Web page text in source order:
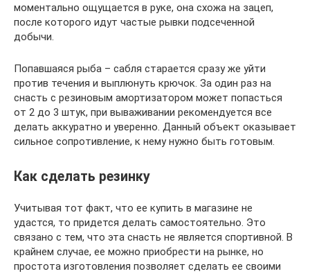
моментально ощущается в руке, она схожа на зацеп,
после которого идут частые рывки подсеченной
добычи.
Попавшаяся рыба – сабля старается сразу же уйти
против течения и выплюнуть крючок. За один раз на
снасть с резиновым амортизатором может попасться
от 2 до 3 штук, при вываживании рекомендуется все
делать аккуратно и уверенно. Данный объект оказывает
сильное сопротивление, к нему нужно быть готовым.
Как сделать резинку
Учитывая тот факт, что ее купить в магазине не
удастся, то придется делать самостоятельно. Это
связано с тем, что эта снасть не является спортивной. В
крайнем случае, ее можно приобрести на рынке, но
простота изготовления позволяет сделать ее своими